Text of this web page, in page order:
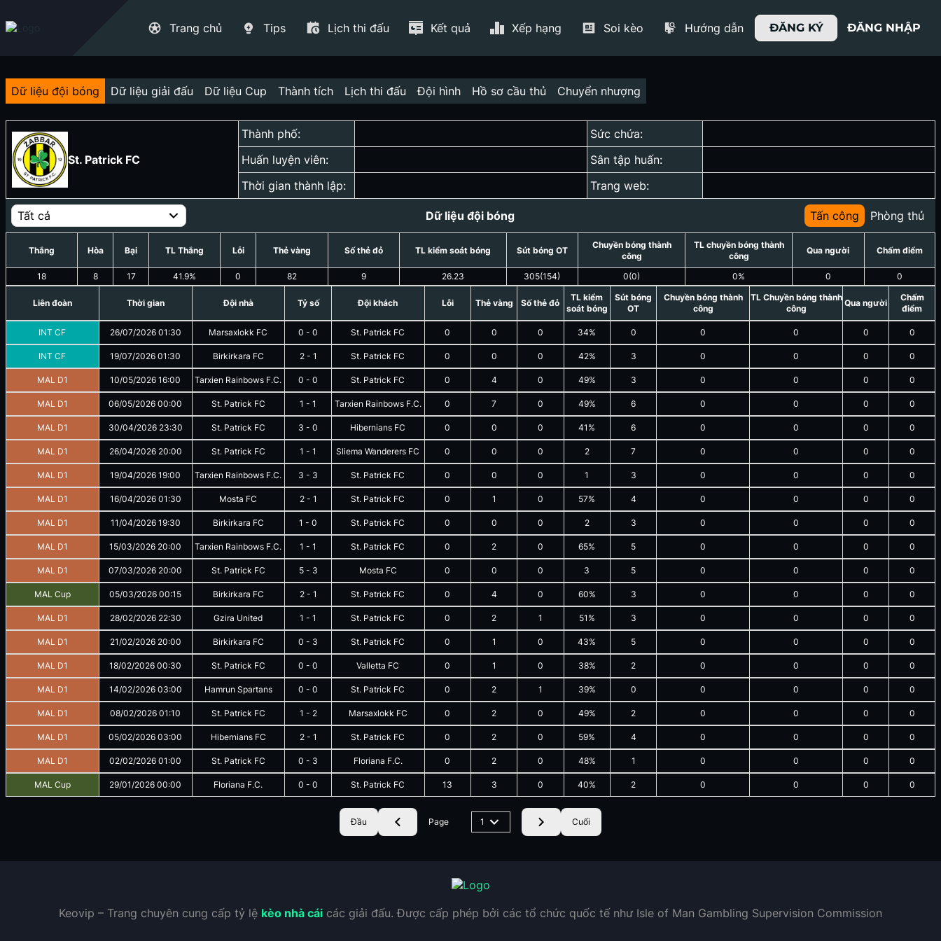
Trang chủ Tips Lịch thi đấu Kết quả Xếp hạng Soi kèo Hướng dẫn ĐĂNG KÝ ĐĂNG NHẬP
Dữ liệu đội bóng Dữ liệu giải đấu Dữ liệu Cup Thành tích Lịch thi đấu Đội hình Hồ sơ cầu thủ Chuyển nhượng
St. Patrick FC
Thành phố:
Sức chứa:
Huấn luyện viên:
Sân tập huấn:
Thời gian thành lập:
Trang web:
Tất cả Dữ liệu đội bóng Tấn công Phòng thủ
Thắng
18
Hòa
8
Bại
17
TL Thắng
41.9%
Lỗi
0
Thẻ vàng
82
Số thẻ đỏ
9
TL kiểm soát bóng
26.23
Sút bóng OT
305(154)
Chuyền bóng thành
công
0(0)
TL chuyền bóng thành
công
0%
Qua người
0
Chấm điểm
0
Liên đoàn Thời gian Đội nhà Tỷ số Đội khách Lỗi Thẻ vàng Số thẻ đỏ
TL kiểm
soát bóng
Sút bóng
OT
Chuyền bóng thành
công
TL Chuyền bóng thành
công
Qua người
Chấm
điểm
INT CF 26/07/2026 01:30 Marsaxlokk FC 0 -0 St. Patrick FC 0 0 0 34% 0 0 0 0 0
INT CF 19/07/2026 01:30 Birkirkara FC 2- 1 St. Patrick FC 0 0 0 42% 3 0 0 0 0
MAL D1 10/05/2026 16:00 Tarxien Rainbows F.C. 0 -0 St. Patrick FC 0 4 0 49% 3 0 0 0 0
MAL D1 06/05/2026 00:00 St. Patrick FC 1 -1 Tarxien Rainbows F.C. 0 7 0 49% 6 0 0 0 0
MAL D1 30/04/2026 23:30 St. Patrick FC 3 -0 Hibernians FC 0 0 0 41% 6 0 0 0 0
MAL D1 26/04/2026 20:00 St. Patrick FC 1 -1 Sliema Wanderers FC 0 0 0 2 7 0 0 0 0
MAL D1 19/04/2026 19:00 Tarxien Rainbows F.C. 3 - 3 St. Patrick FC 0 0 0 1 3 0 0 0 0
MAL D1 16/04/2026 01:30 Mosta FC 2- 1 St. Patrick FC 0 1 0 57% 4 0 0 0 0
MAL D1 11/04/2026 19:30 Birkirkara FC 1 -0 St. Patrick FC 0 0 0 2 3 0 0 0 0
MAL D1 15/03/2026 20:00 Tarxien Rainbows F.C. 1 -1 St. Patrick FC 0 2 0 65% 5 0 0 0 0
MAL D1 07/03/2026 20:00 St. Patrick FC 5- 3 Mosta FC 0 0 0 3 5 0 0 0 0
MAL Cup 05/03/2026 00:15 Birkirkara FC 2- 1 St. Patrick FC 0 4 0 60% 3 0 0 0 0
MAL D1 28/02/2026 22:30 Gzira United 1 -1 St. Patrick FC 0 2 1 51% 3 0 0 0 0
MAL D1 21/02/2026 20:00 Birkirkara FC 0 - 3 St. Patrick FC 0 1 0 43% 5 0 0 0 0
MAL D1 18/02/2026 00:30 St. Patrick FC 0 -0 Valletta FC 0 1 0 38% 2 0 0 0 0
MAL D1 14/02/2026 03:00 Hamrun Spartans 0 -0 St. Patrick FC 0 2 1 39% 0 0 0 0 0
MAL D1 08/02/2026 01:10 St. Patrick FC 1 - 2 Marsaxlokk FC 0 2 0 49% 2 0 0 0 0
MAL D1 05/02/2026 03:00 Hibernians FC 2- 1 St. Patrick FC 0 2 0 59% 4 0 0 0 0
MAL D1 02/02/2026 01:00 St. Patrick FC 0 - 3 Floriana F.C. 0 2 0 48% 1 0 0 0 0
MAL Cup 29/01/2026 00:00 Floriana F.C. 0 -0 St. Patrick FC 13 3 0 40% 2 0 0 0 0
Đầu Page 1 Cuối
Keovip – Trang chuyên cung cấp tỷ lệ kèo nhà cái các giải đấu. Được cấp phép bởi các tổ chức quốc tế như Isle of Man Gambling Supervision Commission